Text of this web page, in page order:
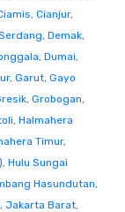
, Cianjur,
, Demak,
, Dumai,
, Garut, Gayo
, Grobogan,
, Halmahera
Timur,
, Hulu Sungai
Hasundutan,
, Jakarta Barat,